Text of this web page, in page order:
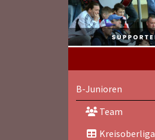
B-Junioren
Team
Kreisoberliga